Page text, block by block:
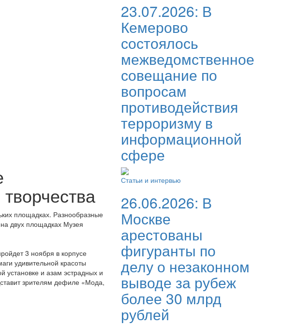
площадках. Разнообразные
двух площадках Музея
3 ноября в корпусе
удивительной красоты
установке и азам эстрадных и
зрителям дефиле «Мода,
23.07.2026: В
Кемерово
состоялось
межведомственное
совещание по
вопросам
противодействия
терроризму в
информационной
сфере
Статьи и интервью
26.06.2026: В
Москве
арестованы
фигуранты по
делу о незаконном
выводе за рубеж
более 30 млрд
рублей